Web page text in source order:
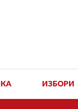
ИЗБОРИ